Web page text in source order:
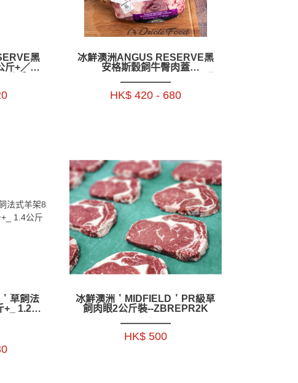
黑
+／2.2
冰鮮澳洲ANGUS RESERVE黑
安格斯穀飼牛臀肉蓋
HK$ 420 - 680
草飼法
+_ 1.2公
冰鮮澳洲＇MIDFIELD＇PR級草
飼肉眼2公斤裝--ZBREPR2K
HK$ 500